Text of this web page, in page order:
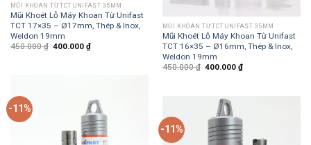
MŨI KHOAN TỪ TCT UNIFAST 35MM
Mũi Khoét Lỗ Máy Khoan Từ Unifast
TCT 17×35 – Ø17mm, Thép & Inox,
Weldon 19mm
450.000₫ 400.000₫
MŨI KHOAN TỪ TCT UNIFAST 35MM
Mũi Khoét Lỗ Máy Khoan Từ Unifast
TCT 16×35 – Ø16mm, Thép & Inox,
Weldon 19mm
450.000₫ 400.000₫
-11%
-11%